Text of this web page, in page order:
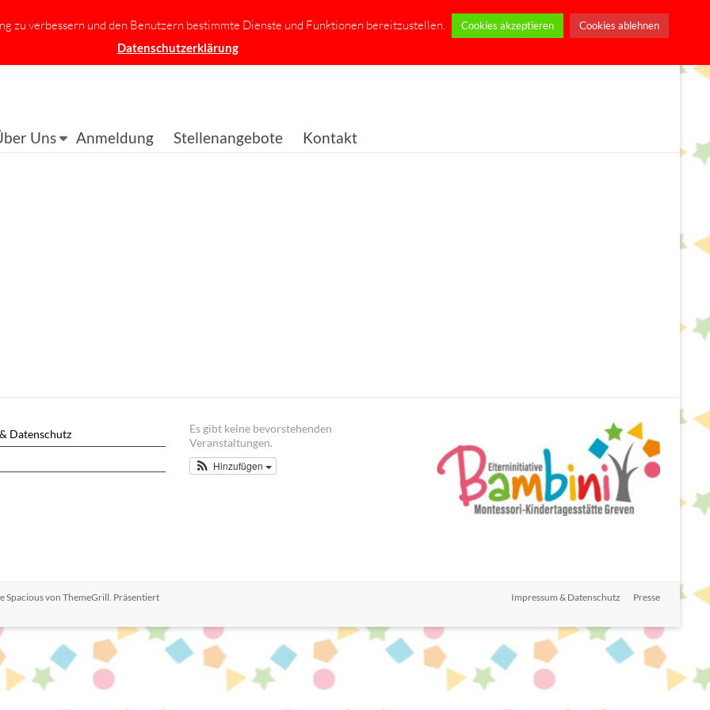
Uns Anmeldung Stellenangebote Kontakt
Datenschutz
Es gibt keine bevorstehenden
Veranstaltungen.
Hinzufügen
Spaciousvon ThemeGrill. Präsentiert
Impressum & Datenschutz Presse
zu verbessern und den Benutzern bestimmte Dienste und Funktionen bereitzustellen. Cookies akzeptieren Cookies ablehnen
Datenschutzerklärung